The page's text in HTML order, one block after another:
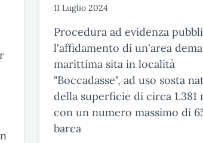
11 Luglio 2024
Procedura ad evidenza
l'affidamento di un'area
marittima sita in località
"Boccadasse", ad uso sosta
della superficie di circa 1.381
con un numero massimo di
barca